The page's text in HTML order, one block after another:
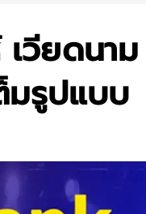
วียดนา
มรูปแบบ